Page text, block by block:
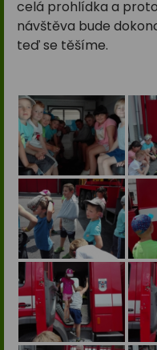
celá prohlídka a
návštěva bude
teď se těšíme.